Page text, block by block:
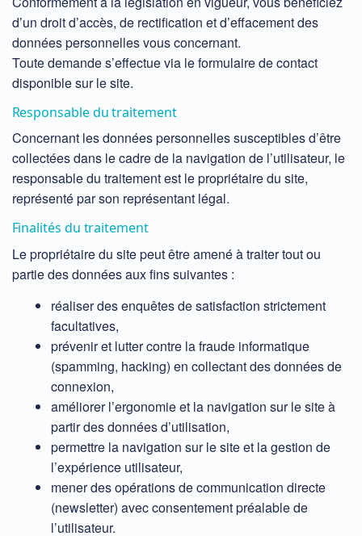
d’un droit d’accès, de rectification et d’effacement des
données personnelles vous concernant.
Toute demande s’effectue via le formulaire de contact
disponible sur le site.
Responsable du traitement
Concernant les données personnelles susceptibles d’être
collectées dans le cadre de la navigation de l’utilisateur, le
responsable du traitement est le propriétaire du site,
représenté par son représentant légal.
Finalités du traitement
Le propriétaire du site peut être amené à traiter tout ou
partie des données aux fins suivantes :
réaliser des enquêtes de satisfaction strictement
facultatives,
prévenir et lutter contre la fraude informatique
(spamming, hacking) en collectant des données de
connexion,
améliorer l’ergonomie et la navigation sur le site à
partir des données d’utilisation,
permettre la navigation sur le site et la gestion de
l’expérience utilisateur,
mener des opérations de communication directe
(newsletter) avec consentement préalable de
l’utilisateur.